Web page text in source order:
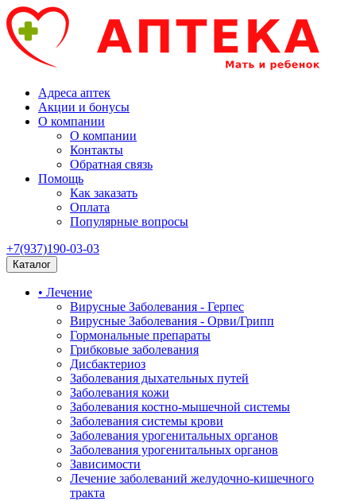
Адреса аптек
Акции и бонусы
О компании
О компании
Контакты
Обратная связь
Помощь
Как заказать
Оплата
Популярные вопросы
+7(937)190-03-03
Каталог
• Лечение
Вирусные Заболевания - Герпес
Вирусные Заболевания - Орви/Грипп
Гормональные препараты
Грибковые заболевания
Дисбактериоз
Заболевания дыхательных путей
Заболевания кожи
Заболевания костно-мышечной системы
Заболевания системы крови
Заболевания урогенитальных органов
Заболевания урогенитальных органов
Зависимости
Лечение заболеваний желудочно-кишечного
тракта